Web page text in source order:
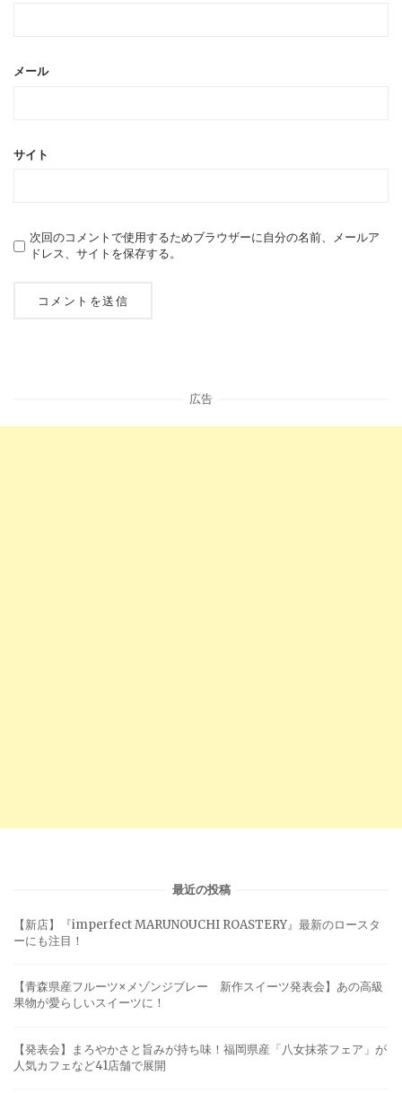
メール
サイト
次回のコメントで使用するためブラウザーに自分の名前、メールア
ドレス、サイトを保存する。
広告
最近の投稿
【新店】『imperfect MARUNOUCHI ROASTERY』最新のロースタ
ーにも注目！
【青森県産フルーツ×メゾンジブレー 新作スイーツ発表会】あの高級
果物が愛らしいスイーツに！
【発表会】まろやかさと旨みが持ち味！福岡県産「八女抹茶フェア」が
人気カフェなど41店舗で展開